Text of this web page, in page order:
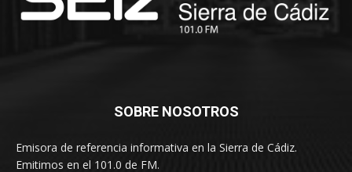
SOBRE NOSOTROS
Emisora de referencia informativa en la Sierra de Cádiz.
Emitimos en el 101.0 de FM.